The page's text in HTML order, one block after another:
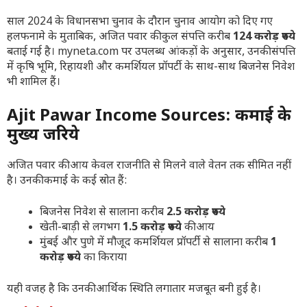
साल 2024 के विधानसभा चुनाव के दौरान चुनाव आयोग को दिए गए
हलफनामे के मुताबिक, अजित पवार की कुल संपत्ति करीब 124 करोड़ रुपये
बताई गई है। myneta.com पर उपलब्ध आंकड़ों के अनुसार, उनकी संपत्ति
में कृषि भूमि, रिहायशी और कमर्शियल प्रॉपर्टी के साथ-साथ बिजनेस निवेश
भी शामिल हैं।
Ajit Pawar Income Sources: कमाई के
मुख्य जरिये
अजित पवार की आय केवल राजनीति से मिलने वाले वेतन तक सीमित नहीं
है। उनकी कमाई के कई स्रोत हैं:
बिजनेस निवेश से सालाना करीब 2.5 करोड़ रुपये
खेती-बाड़ी से लगभग 1.5 करोड़ रुपयेकी आय
मुंबई और पुणे में मौजूद कमर्शियल प्रॉपर्टी से सालाना करीब 1
करोड़ रुपयेका किराया
यही वजह है कि उनकी आर्थिक स्थिति लगातार मजबूत बनी हुई है।